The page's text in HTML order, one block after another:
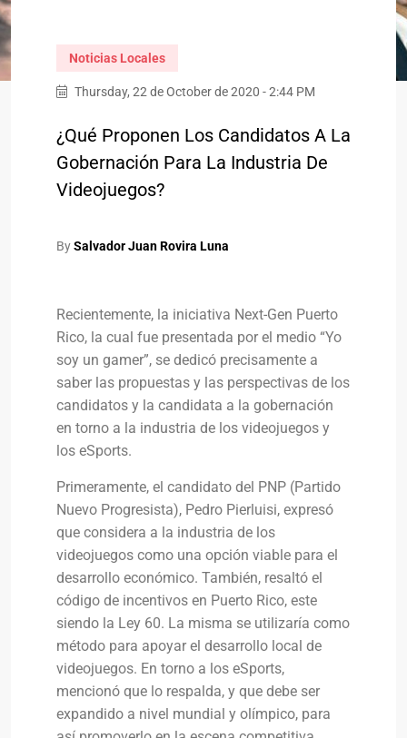
Noticias Locales
Thursday, 22 de October de 2020 - 2:44 PM
¿Qué Proponen Los Candidatos A La
Gobernación Para La Industria De
Videojuegos?
BySalvador Juan Rovira Luna
Recientemente, la iniciativa Next-Gen Puerto
Rico, la cual fue presentada por el medio “Yo
soy un gamer”, se dedicó precisamente a
saber las propuestas y las perspectivas de los
candidatos y la candidata a la gobernación
en torno a la industria de los videojuegos y
los eSports.
Primeramente, el candidato del PNP (Partido
Nuevo Progresista), Pedro Pierluisi, expresó
que considera a la industria de los
videojuegos como una opción viable para el
desarrollo económico. También, resaltó el
código de incentivos en Puerto Rico, este
siendo la Ley 60. La misma se utilizaría como
método para apoyar el desarrollo local de
videojuegos. En torno a los eSports,
mencionó que lo respalda, y que debe ser
expandido a nivel mundial y olímpico, para